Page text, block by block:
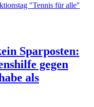
"Tennis für alle"
Sparposten:
gegen
als